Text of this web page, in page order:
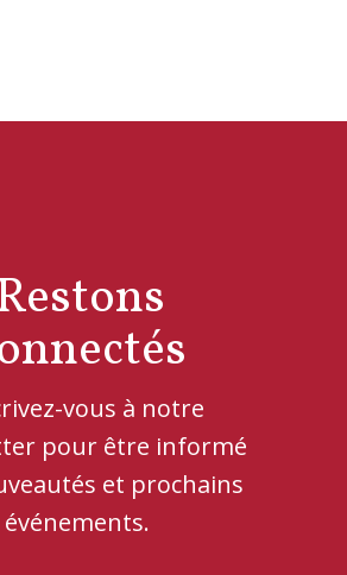
vous à notre
pour être informé
et prochains
événements.